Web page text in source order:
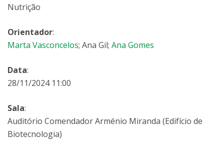
Nutrição
Orientador:
Marta Vasconcelos; Ana Gil; Ana Gomes
Data:
28/11/2024 11:00
Sala:
Auditório Comendador Arménio Miranda (Edifício de
Biotecnologia)